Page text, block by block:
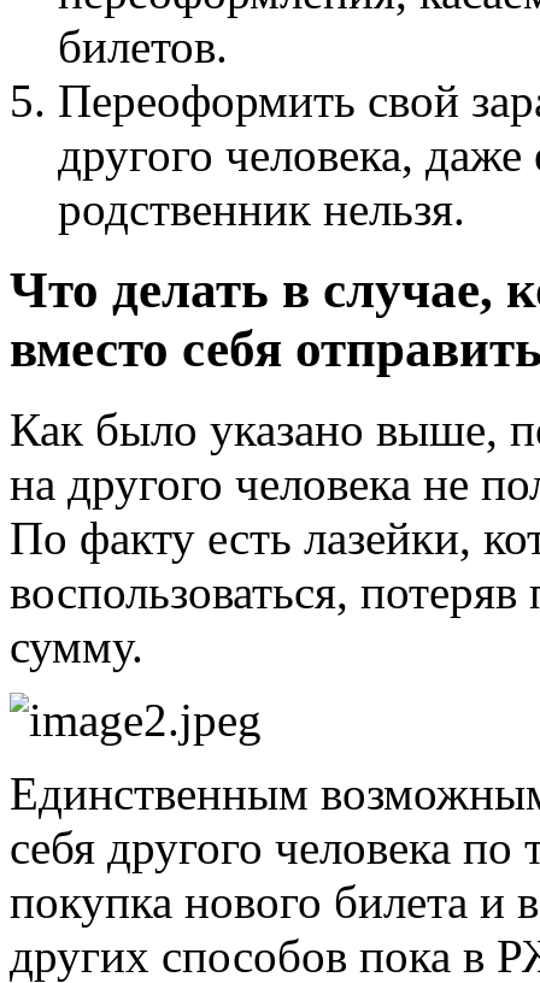
билетов.
Переоформить свой
другого человека,
родственник нельзя.
Что делать в случае,
вместо себя
Как было указано выше,
на другого человека не
По факту есть лазейки,
воспользоваться,
сумму.
Единственным
себя другого человека
покупка нового билета и
других способов пока в